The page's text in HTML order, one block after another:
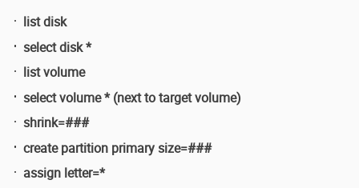
list disk
select disk *
list volume
select volume * (next to target volume)
shrink=###
create partition primary size=###
assign letter=*